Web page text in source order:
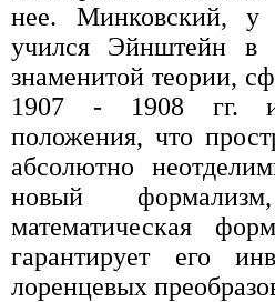
нее. Минковский, у
учился Эйнштейн в
знаменитой теории,
1907 - 1908 гг.
положения, что
абсолютно
новый
математическая
гарантирует его
лоренцевых